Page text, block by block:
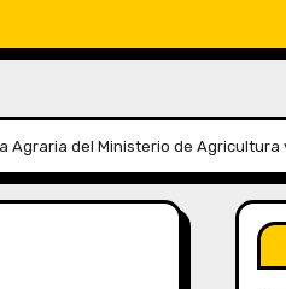
Agraria del Ministerio de Agricultura